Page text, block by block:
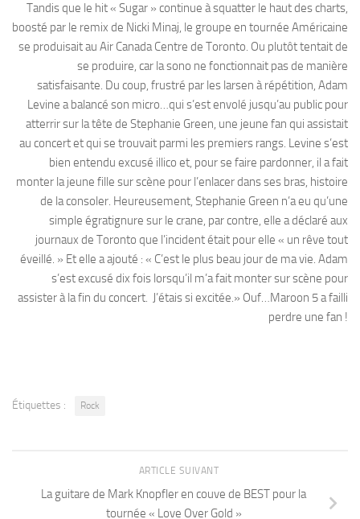
Tandis que le hit « Sugar » continue à squatter le haut des charts,
boosté par le remix de Nicki Minaj, le groupe en tournée Américaine
se produisait au Air Canada Centre de Toronto. Ou plutôt tentait de
se produire, car la sono ne fonctionnait pas de manière
satisfaisante. Du coup, frustré par les larsen à répétition, Adam
Levine a balancé son micro…qui s’est envolé jusqu’au public pour
atterrir sur la tête de Stephanie Green, une jeune fan qui assistait
au concert et qui se trouvait parmi les premiers rangs. Levine s’est
bien entendu excusé illico et, pour se faire pardonner, il a fait
monter la jeune fille sur scène pour l’enlacer dans ses bras, histoire
de la consoler. Heureusement, Stephanie Green n’a eu qu’une
simple égratignure sur le crane, par contre, elle a déclaré aux
journaux de Toronto que l’incident était pour elle « un rêve tout
éveillé. » Et elle a ajouté : « C’est le plus beau jour de ma vie. Adam
s’est excusé dix fois lorsqu’il m’a fait monter sur scène pour
assister à la fin du concert. J’étais si excitée.» Ouf…Maroon 5 a failli
perdre une fan !
Étiquettes : Rock
ARTICLE SUIVANT
La guitare de Mark Knopfler en couve de BEST pour la
tournée « Love Over Gold »